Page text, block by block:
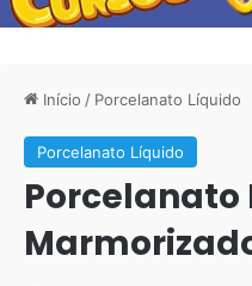
Início / Porcelanato Líquido
Porcelanato Líquido
Porcelanato